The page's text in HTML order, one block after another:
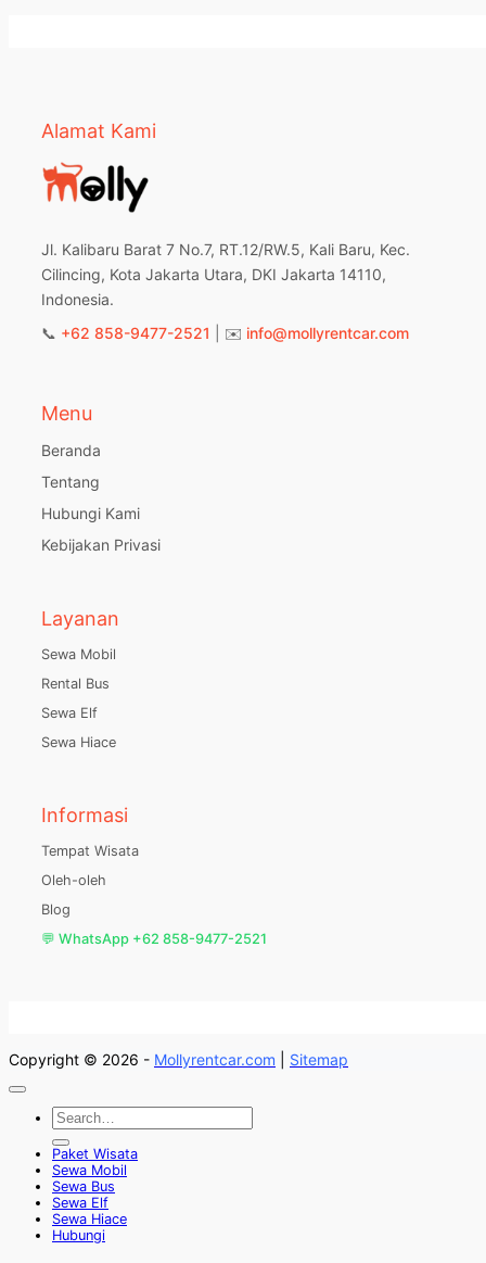
Alamat Kami
Jl. Kalibaru Barat 7 No.7, RT.12/RW.5, Kali Baru, Kec.
Cilincing, Kota Jakarta Utara, DKI Jakarta 14110,
Indonesia.
📞 +62 858-9477-2521 | ✉️ info@mollyrentcar.com
Menu
Beranda
Tentang
Hubungi Kami
Kebijakan Privasi
Layanan
Sewa Mobil
Rental Bus
Sewa Elf
Sewa Hiace
Informasi
Tempat Wisata
Oleh-oleh
Blog
💬 WhatsApp +62 858-9477-2521
Copyright © 2026 - Mollyrentcar.com Sitemap
Paket Wisata
Sewa Mobil
Sewa Bus
Sewa Elf
Sewa Hiace
Hubungi